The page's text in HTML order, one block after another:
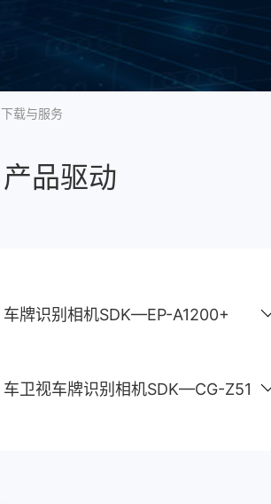
下载与服务
产品驱动
车牌识别相机SDK—EP-A1200+
车卫视车牌识别相机SDK—CG-Z51